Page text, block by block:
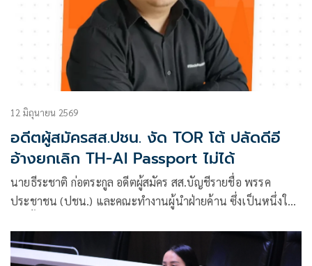
12 มิถุนายน 2569
อดีตผู้สมัครสส.ปชน. งัด TOR โต้ ปลัดดีอี
อ้างยกเลิก TH-AI Passport ไม่ได้
นายธีระชาติ ก่อตระกูล อดีตผู้สมัคร สส.บัญชีรายชื่อ พรรค
ประชาชน (ปชน.) และคณะทำงานผู้นำฝ่ายค้าน ซึ่งเป็นหนึ่งใน
โพสต์ TOR โครงการ TH-AI Passport พร้อมข้อความผ่านเฟ
ซบุ๊ก